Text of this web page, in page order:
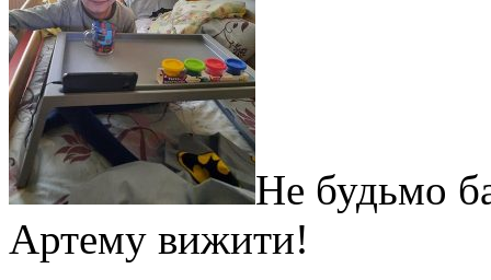
Не будьмо
Артему вижити!